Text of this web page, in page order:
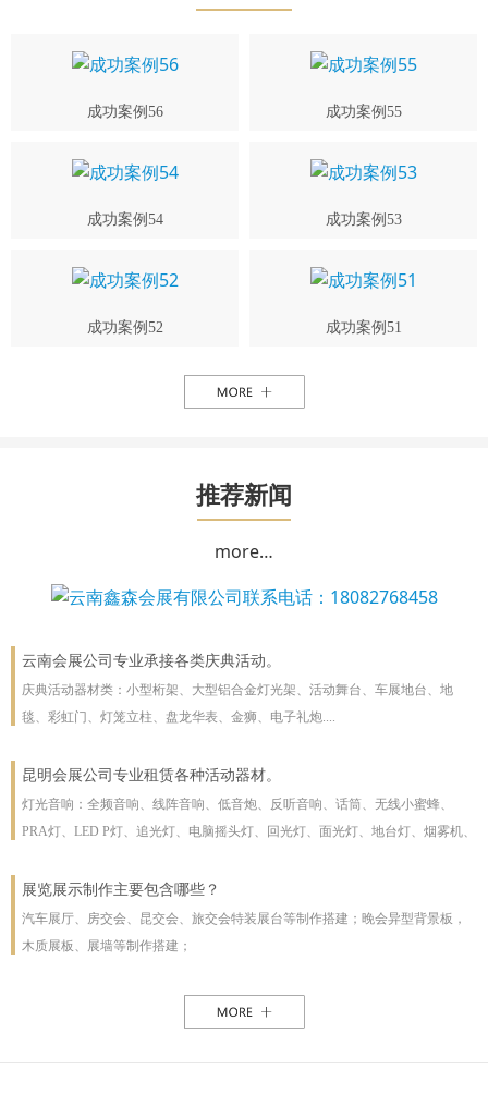
成功案例56 成功案例55
成功案例54 成功案例53
成功案例52 成功案例51
推荐新闻
more…
云南会展公司专业承接各类庆典活动。
庆典活动器材类：小型桁架、大型铝合金灯光架、活动舞台、车展地台、地
毯、彩虹门、灯笼立柱、盘龙华表、金狮、电子礼炮....
昆明会展公司专业租赁各种活动器材。
灯光音响：全频音响、线阵音响、低音炮、反听音响、话筒、无线小蜜蜂、
PRA灯、LED P灯、追光灯、电脑摇头灯、回光灯、面光灯、地台灯、烟雾机、
展览展示制作主要包含哪些？
汽车展厅、房交会、昆交会、旅交会特装展台等制作搭建；晚会异型背景板，
木质展板、展墙等制作搭建；